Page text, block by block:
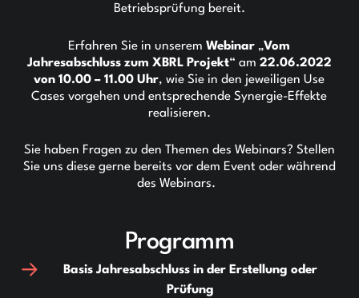
Betriebsprüfung bereit.
Erfahren Sie in unseremWebinar „Vom
Jahresabschluss zum XBRL Projekt“ am 22.06.2022
von 10.00 – 11.00 Uhr, wie Sie in den jeweiligen Use
Cases vorgehen und entsprechende Synergie-Effekte
realisieren.
Sie haben Fragen zu den Themen des Webinars? Stellen
Sie uns diese gerne bereits vor dem Event oder während
des Webinars.
Programm
Basis Jahresabschluss in der Erstellung oder
Prüfung